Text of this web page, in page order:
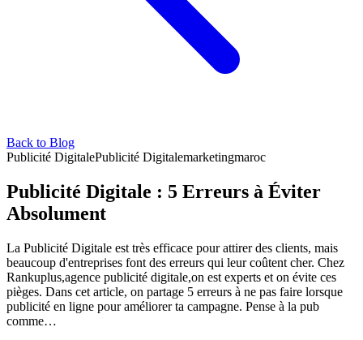
Back to Blog
Publicité DigitalePublicité Digitalemarketingmaroc
Publicité Digitale : 5 Erreurs à Éviter
Absolument
La Publicité Digitale est très efficace pour attirer des clients, mais
beaucoup d'entreprises font des erreurs qui leur coûtent cher. Chez
Rankuplus,agence publicité digitale,on est experts et on évite ces
pièges. Dans cet article, on partage 5 erreurs à ne pas faire lorsque
publicité en ligne pour améliorer ta campagne. Pense à la pub
comme…